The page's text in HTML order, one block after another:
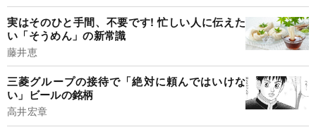
実はそのひと手間、不要です! 忙しい人に伝えた
い「そうめん」の新常識
藤井恵
三菱グループの接待で「絶対に頼んではいけな
い」ビールの銘柄
高井宏章